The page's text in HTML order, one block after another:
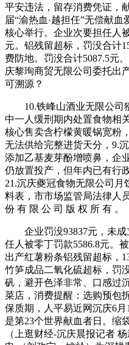
平安违法，留存消费凭证，
届“渝热血·越担任”无偿献
核心举行。企业次要担任人
元。铝残留超标，罚没合计
费防地。罚没合计5087.5元
庆黎珣商贸无限公司委托出
可溯源？
10.铁峰山酒业无限公司
中一人缓刑期内处置食物相
核心售卖含柠檬黄暖锅宽粉
无法供给完整进货天分，9.
添加乙基麦芽酚增喷鼻，企
仍放置投产，但年内已有行
21.沉庆夔冠食物无限公司
料表，市市场监管局法律人
份 有 限 公 司 版 权 所 有 。
企业罚没93837元，未成
任人被零丁罚款5586.8元。
出产红薯粉条铝残留超标，
竹笋成品二氧化硫超标，罚
矾，避开色泽非常、口感过
菜店，消费提醒：选购预包
保质期，人平易近网沉庆6月
是第23个世界献血者日。缩
（上逛财经-沉庆晨报记者